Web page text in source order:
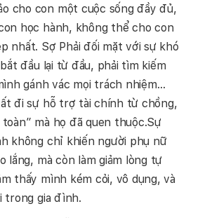
cho con một cuộc sống đầy đủ,
học hành, không thể cho con
nhất. Sợ Phải đối mặt với sự khó
đầu lại từ đầu, phải tìm kiếm
gánh vác mọi trách nhiệm…
đi sự hỗ trợ tài chính từ chồng,
mà họ đã quen thuộc.Sự
không chỉ khiến người phụ nữ
lắng, mà còn làm giảm lòng tự
thấy mình kém cỏi, vô dụng, và
trong gia đình.